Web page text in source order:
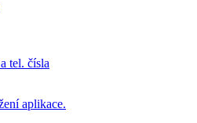
tel. čísla
aplikace.